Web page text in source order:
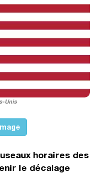
Unis
horaires des
le décalage